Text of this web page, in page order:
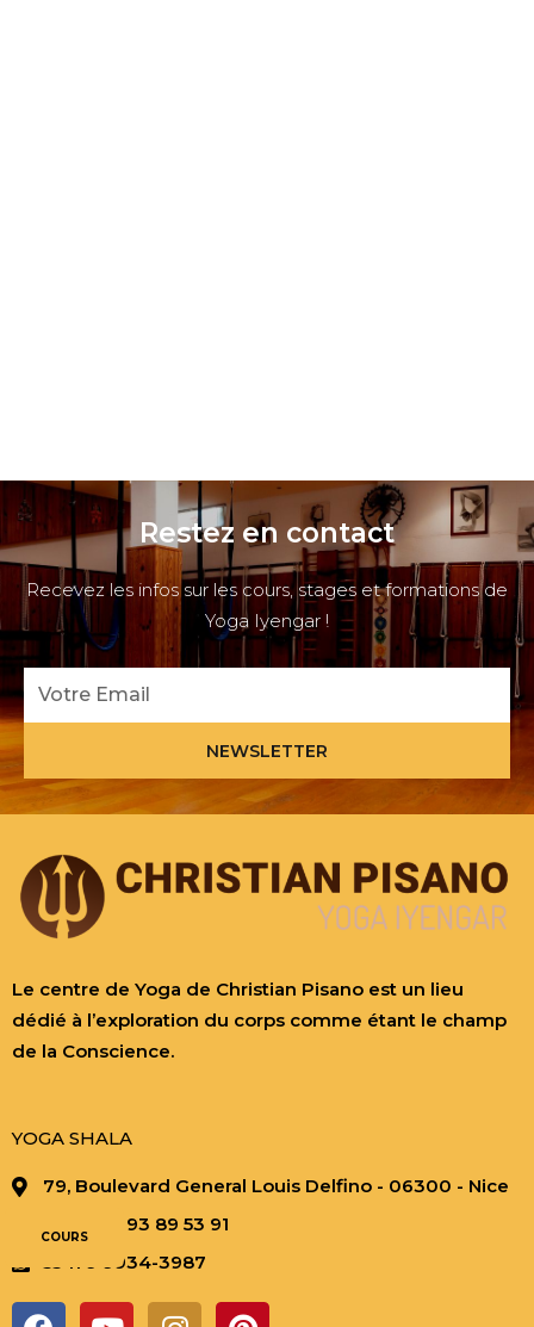
COURS
Restez en contact
Recevez les infos sur les cours, stages et formations de
Yoga Iyengar !
NEWSLETTER
Le centre de Yoga de Christian Pisano est un lieu
dédié à l’exploration du corps comme étant le champ
de la Conscience.
YOGA SHALA
79, Boulevard General Louis Delfino - 06300 - Nice
+33 (0)4 93 89 53 91
55 11 9 9934-3987
F Y I P